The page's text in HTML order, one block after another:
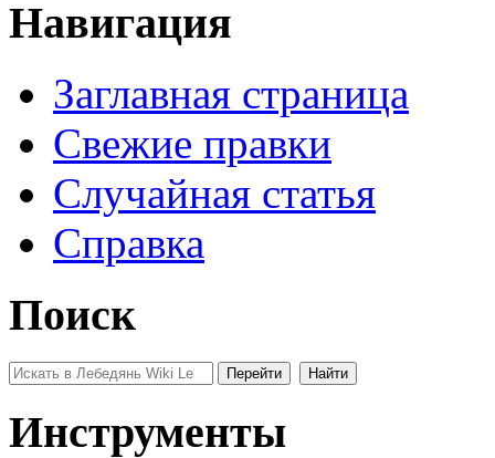
Навигация
Заглавная страница
Свежие правки
Случайная статья
Справка
Поиск
Инструменты